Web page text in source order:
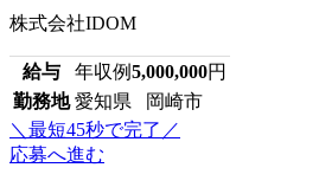
株式会社IDOM
給与 年収例5,000,000円
勤務地 愛知県 岡崎市
＼最短45秒で完了／
応募へ進む